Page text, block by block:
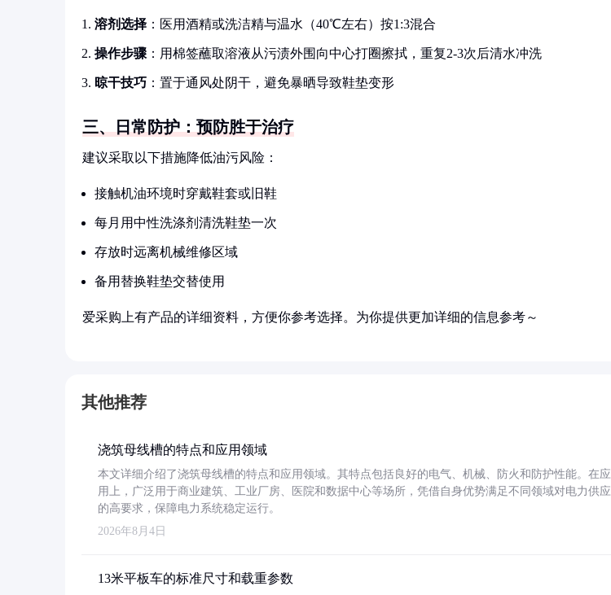
溶剂选择 ：医用酒精或洗洁精与温水（40℃左右）按1:3混合
操作步骤 ：用棉签蘸取溶液从污渍外围向中心打圈擦拭，重复2-3次后清水冲洗
晾干技巧 ：置于通风处阴干，避免暴晒导致鞋垫变形
三、日常防护：预防胜于治疗
建议采取以下措施降低油污风险：
接触机油环境时穿戴鞋套或旧鞋
每月用中性洗涤剂清洗鞋垫一次
存放时远离机械维修区域
备用替换鞋垫交替使用
爱采购上有产品的详细资料，方便你参考选择。为你提供更加详细的信息参考～
其他推荐
浇筑母线槽的特点和应用领域
本文详细介绍了浇筑母线槽的特点和应用领域。其特点包括良好的电气、机械、防火和防护性能。在应
用上，广泛用于商业建筑、工业厂房、医院和数据中心等场所，凭借自身优势满足不同领域对电力供应
的高要求，保障电力系统稳定运行。
2026年8月4日
13米平板车的标准尺寸和载重参数